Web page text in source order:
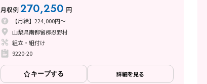
月収例270,250 円
【月給】224,000円～
山梨県南都留郡忍野村
組立・組付け
9220-20
キープする 詳細を見る